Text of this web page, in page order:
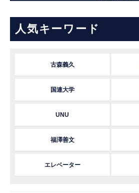
人気キーワード
古森義久
国連大学
UNU
福澤善文
エレベーター